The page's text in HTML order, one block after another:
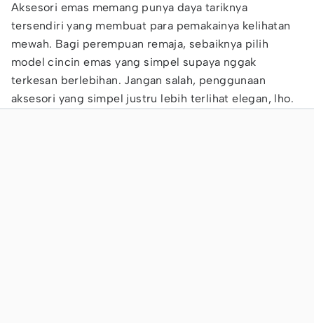
Aksesori emas memang punya daya tariknya
tersendiri yang membuat para pemakainya kelihatan
mewah. Bagi perempuan remaja, sebaiknya pilih
model cincin emas yang simpel supaya nggak
terkesan berlebihan. Jangan salah, penggunaan
aksesori yang simpel justru lebih terlihat elegan, lho.